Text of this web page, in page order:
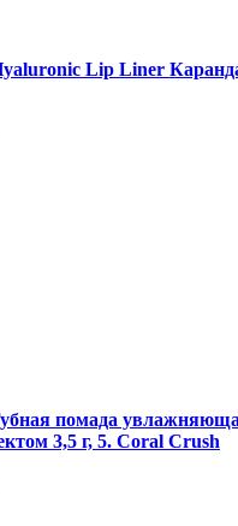
Lip Liner
помада
3,5 г, 5. Coral Crush